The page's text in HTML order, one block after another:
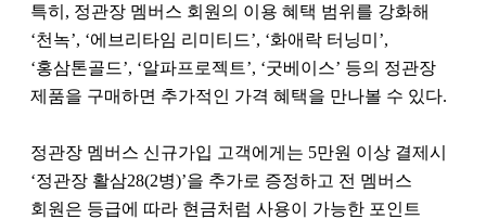
특히, 정관장 멤버스 회원의 이용 혜택 범위를 강화해
‘천녹’, ‘에브리타임 리미티드’, ‘화애락 터닝미’,
‘홍삼톤골드’, ‘알파프로젝트’, ‘굿베이스’ 등의 정관장
제품을 구매하면 추가적인 가격 혜택을 만나볼 수 있다.
정관장 멤버스 신규가입 고객에게는 5만원 이상 결제시
‘정관장 활삼28(2병)’을 추가로 증정하고 전 멤버스
회원은 등급에 따라 현금처럼 사용이 가능한 포인트